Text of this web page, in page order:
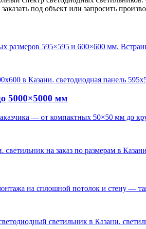
под объект или запросить
размеров 595×595 и 600×600 мм.
в Казани. светодиодная панель
5000×5000 мм
— от компактных 50×50 мм до
светильник на заказ по размерам в
на сплошной потолок и стену —
светильник в Казани.